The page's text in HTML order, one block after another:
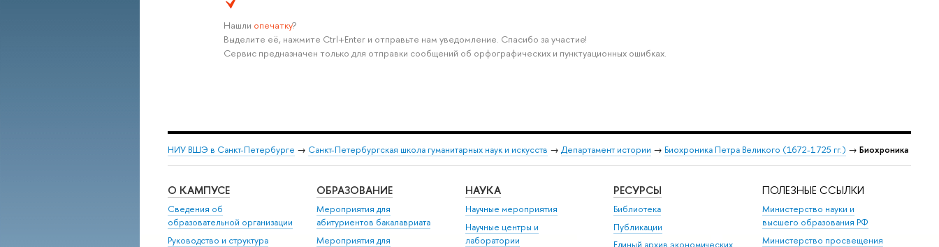
Нашли опечатку?
Выделите её, нажмите Ctrl+Enter и отправьте нам уведомление. Спасибо за участие!
Сервис предназначен только для отправки сообщений об орфографических и пунктуационных ошибках.
НИУ ВШЭ в Санкт-Петербурге → Санкт-Петербургская школа гуманитарных наук и искусств → Департамент истории → Биохроника Петра Великого (1672-1725 гг.) → Биохроника
О КАМПУСЕ
Сведения об
образовательной организации
Руководство и структура
ОБРАЗОВАНИЕ
Мероприятия для
абитуриентов бакалавриата
Мероприятия для
НАУКА
Научные мероприятия
Научные центры и
лаборатории
РЕСУРСЫ
Библиотека
Публикации
Единый архив экономических
ПОЛЕЗНЫЕ ССЫЛКИ
Министерство науки и
высшего образования РФ
Министерство просвещения